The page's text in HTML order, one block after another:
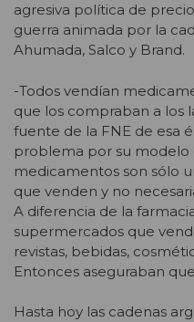
agresiva política de
guerra animada por la
Ahumada, Salco y Brand.
-Todos vendían
que los compraban a los
fuente de la FNE de esa
problema por su modelo
medicamentos son sólo
que venden y no
A diferencia de la
supermercados que
revistas, bebidas,
Entonces aseguraban
Hasta hoy las cadenas